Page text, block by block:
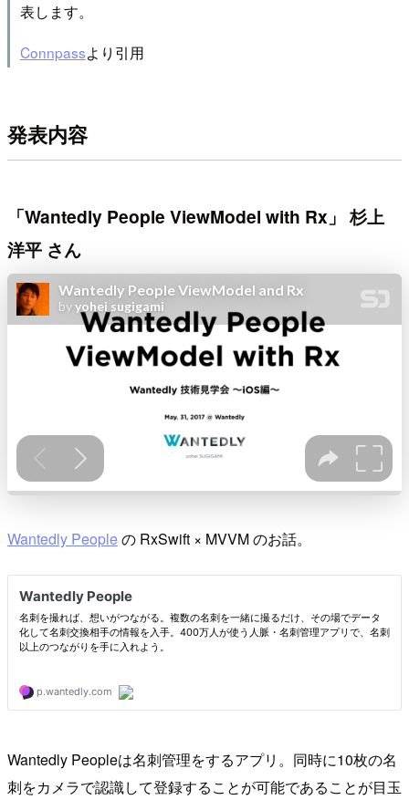
表します。
Connpassより引用
発表内容
「Wantedly People ViewModel with Rx」 杉上
洋平 さん
Wantedly Peopleの RxSwift × MVVM のお話。
Wantedly Peopleは名刺管理をするアプリ。同時に10枚の名
刺をカメラで認識して登録することが可能であることが目玉